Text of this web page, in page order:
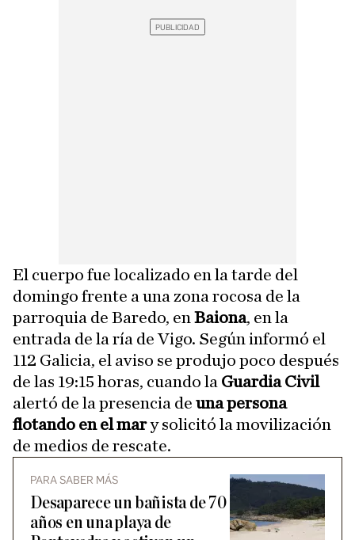
El cuerpo fue localizado en la tarde del
domingo frente a una zona rocosa de la
parroquia de Baredo, en Baiona, en la
entrada de la ría de Vigo. Según informó el
112 Galicia, el aviso se produjo poco después
de las 19:15 horas, cuando la Guardia Civil
alertó de la presencia de una persona
flotando en el mary solicitó la movilización
de medios de rescate.
PARA SABER MÁS
Desaparece un bañista de 70
años en una playa de